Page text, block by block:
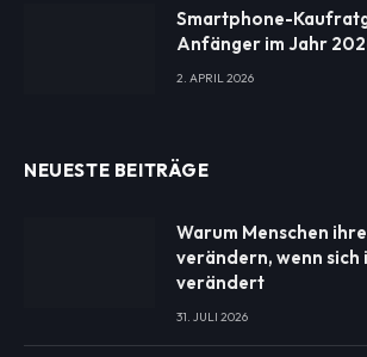
Smartphone-
Anfänger im Jahr
2. APRIL 2026
NEUESTE BEITRÄGE
Warum Menschen
verändern, wenn sich
verändert
31. JULI 2026